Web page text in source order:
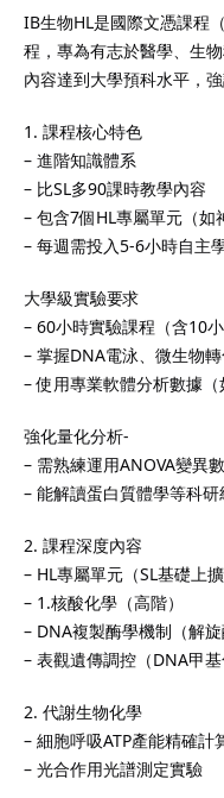
定期與家長溝通學生進
。選擇我們的補習老
擇一位值得信賴的學習
導師及擁有專業資格並
質而專業的教育支援。
有多年教學經驗，深入
各類公開考試的課程要
要制定最合適的教學策
習老師，就是為孩子選
夥伴。補習老師不僅傳
生培養良好的學習習
情，尋找最適合您孩子
文憑課程（IB課程
成績與應試能力的重要
高、科目多元，學生需
IB生物HL是國際文憑課程
程，專為有志於醫學、生
內容達到大學預科水平，
1. 課程核心特色
– 進階知識體系
– 比SL多90課時教學內容
– 包含7個HL專屬單元（如
– 每週需投入5-6小時自主
大學級實驗要求
– 60小時實驗課程（含10小
– 掌握DNA電泳、微生物
– 使用專業軟體分析數據（
強化量化分析-
– 需熟練運用ANOVA變異
– 能解讀蛋白質體學等科研
2. 課程深度內容
– HL專屬單元（SL基礎上擴
– 1.核酸化學（高階）
– DNA複製酶學機制（解旋
– 表觀遺傳調控（DNA甲基
2. 代謝生物化學
– 細胞呼吸ATP產能精確計
– 光合作用光譜測定實驗